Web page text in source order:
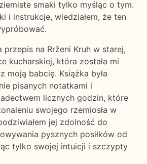
smaki tylko myśląc o tym.
i instrukcje, wiedziałem, że ten
przepis na Rrženi Kruh w starej,
kucharskiej, która została mi
moją babcię. Książka była
pisanych notatkami i
licznych godzin, które
swojego rzemiosła w
jej zdolność do
pysznych posiłków od
tylko swojej intuicji i szczypty